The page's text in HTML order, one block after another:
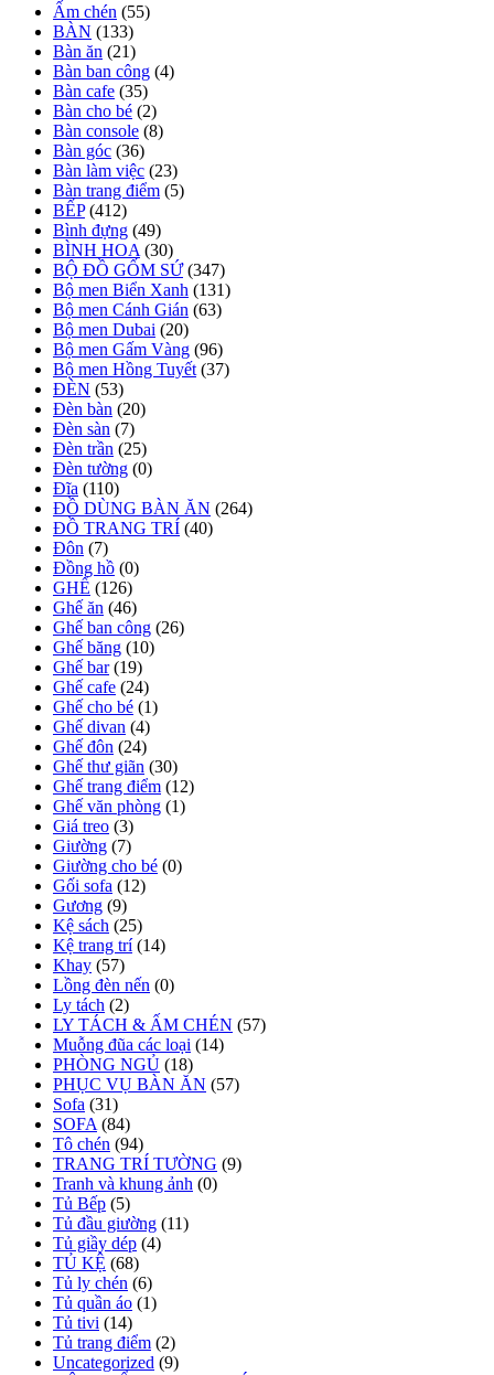
Ấm chén (55)
BÀN (133)
Bàn ăn (21)
Bàn ban công (4)
Bàn cafe (35)
Bàn cho bé (2)
Bàn console (8)
Bàn góc (36)
Bàn làm việc (23)
Bàn trang điểm (5)
BẾP (412)
Bình đựng (49)
BÌNH HOA (30)
BỘ ĐỒ GỐM SỨ (347)
Bộ men Biển Xanh (131)
Bộ men Cánh Gián (63)
Bộ men Dubai (20)
Bộ men Gấm Vàng (96)
Bộ men Hồng Tuyết (37)
ĐÈN (53)
Đèn bàn (20)
Đèn sàn (7)
Đèn trần (25)
Đèn tường (0)
Đĩa (110)
ĐỒ DÙNG BÀN ĂN (264)
ĐỒ TRANG TRÍ (40)
Đôn (7)
Đồng hồ (0)
GHẾ (126)
Ghế ăn (46)
Ghế ban công (26)
Ghế băng (10)
Ghế bar (19)
Ghế cafe (24)
Ghế cho bé (1)
Ghế divan (4)
Ghế đôn (24)
Ghế thư giãn (30)
Ghế trang điểm (12)
Ghế văn phòng (1)
Giá treo (3)
Giường (7)
Giường cho bé (0)
Gối sofa (12)
Gương (9)
Kệ sách (25)
Kệ trang trí (14)
Khay (57)
Lồng đèn nến (0)
Ly tách (2)
LY TÁCH & ẤM CHÉN (57)
Muỗng đũa các loại (14)
PHÒNG NGỦ (18)
PHỤC VỤ BÀN ĂN (57)
Sofa (31)
SOFA (84)
Tô chén (94)
TRANG TRÍ TƯỜNG (9)
Tranh và khung ảnh (0)
Tủ Bếp (5)
Tủ đầu giường (11)
Tủ giầy dép (4)
TỦ KỆ (68)
Tủ ly chén (6)
Tủ quần áo (1)
Tủ tivi (14)
Tủ trang điểm (2)
Uncategorized (9)